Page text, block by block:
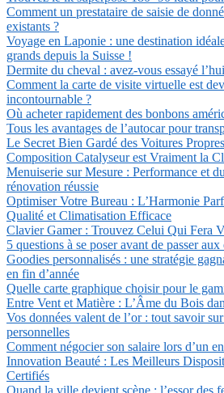
Comment un prestataire de saisie de
existants ?
Voyage en Laponie : une destination
grands depuis la Suisse !
Dermite du cheval : avez-vous essayé
Comment la carte de visite virtuelle est
incontournable ?
Où acheter rapidement des bonbons
Tous les avantages de l’autocar pour
Le Secret Bien Gardé des Voitures
Composition Catalyseur est Vraiment la
Menuiserie sur Mesure : Performance et
rénovation réussie
Optimiser Votre Bureau : L’Harmonie
Qualité et Climatisation Efficace
Clavier Gamer : Trouvez Celui Qui Fera
5 questions à se poser avant de passer
Goodies personnalisés : une stratégie
en fin d’année
Quelle carte graphique choisir pour le
Entre Vent et Matière : L’Âme du Bois
Vos données valent de l’or : tout savoir
personnelles
Comment négocier son salaire lors d’un
Innovation Beauté : Les Meilleurs
Certifiés
Quand la ville devient scène : l’essor des